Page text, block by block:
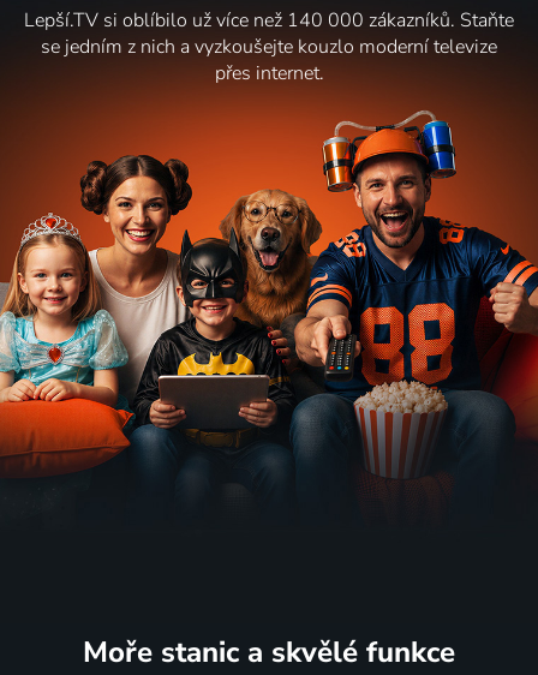
Lepší.TV si oblíbilo už více než 140 000 zákazníků. Staňte
se jedním z nich a vyzkoušejte kouzlo moderní televize
přes internet.
Moře stanic a skvělé funkce